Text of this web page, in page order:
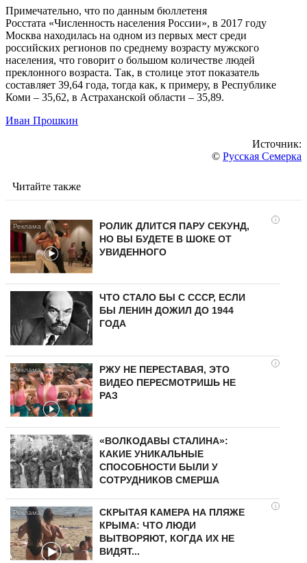
Примечательно, что по данным бюллетеня
Росстата «Численность населения России», в 2017 году
Москва находилась на одном из первых мест среди
российских регионов по среднему возрасту мужского
населения, что говорит о большом количестве людей
преклонного возраста. Так, в столице этот показатель
составляет 39,64 года, тогда как, к примеру, в Республике
Коми – 35,62, в Астраханской области – 35,89.
Иван Прошкин
Источник:
© Русская Семерка
Читайте также
i
РОЛИК ДЛИТСЯ ПАРУ СЕКУНД,
НО ВЫ БУДЕТЕ В ШОКЕ ОТ
УВИДЕННОГО
ЧТО СТАЛО БЫ С СССР, ЕСЛИ
БЫ ЛЕНИН ДОЖИЛ ДО 1944
ГОДА
i
РЖУ НЕ ПЕРЕСТАВАЯ, ЭТО
ВИДЕО ПЕРЕСМОТРИШЬ НЕ
РАЗ
«ВОЛКОДАВЫ СТАЛИНА»:
КАКИЕ УНИКАЛЬНЫЕ
СПОСОБНОСТИ БЫЛИ У
СОТРУДНИКОВ СМЕРША
i
СКРЫТАЯ КАМЕРА НА ПЛЯЖЕ
КРЫМА: ЧТО ЛЮДИ
ВЫТВОРЯЮТ, КОГДА ИХ НЕ
ВИДЯТ...